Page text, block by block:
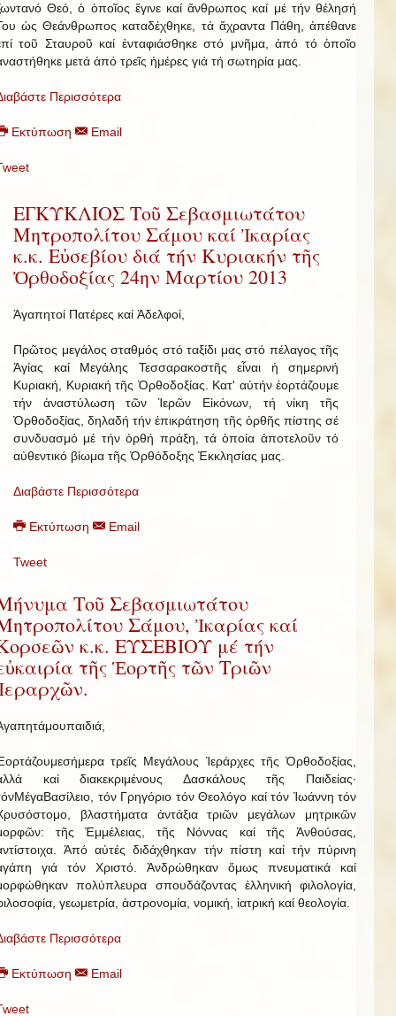
Θεό, ὁ ὁποῖος ἔγινε καί ἄνθρωπος καί μέ τήν θέλησή
ὡς Θεάνθρωπος καταδέχθηκε, τά ἄχραντα Πάθη, ἀπέθανε
τοῦ Σταυροῦ καί ἐνταφιάσθηκε στό μνῆμα, ἀπό τό ὁποῖο
μετά ἀπό τρεῖς ἡμέρες γιά τή σωτηρία μας.
Περισσότερα
Εκτύπωση Email
ΕΓΚΥΚΛΙΟΣ Τοῦ Σεβασμιωτάτου
Μητροπολίτου Σάμου καί Ἰκαρίας
κ.κ. Εὐσεβίου διά τήν Κυριακήν τῆς
Ὀρθοδοξίας 24ην Μαρτίου 2013
Ἀγαπητοί Πατέρες καί Ἀδελφοί,
Πρῶτος μεγάλος σταθμός στό ταξίδι μας στό πέλαγος τῆς
Ἁγίας καί Μεγάλης Τεσσαρακοστῆς εἶναι ἡ σημερινή
Κυριακή, Κυριακή τῆς Ὀρθοδοξίας. Κατ' αὐτήν ἑορτάζουμε
τήν ἀναστύλωση τῶν Ἱερῶν Εἰκόνων, τή νίκη τῆς
Ὀρθοδοξίας, δηλαδή τήν ἐπικράτηση τῆς ὀρθῆς πίστης σέ
συνδυασμό μέ τήν ὀρθή πράξη, τά ὁποία ἀποτελοῦν τό
αὐθεντικό βίωμα τῆς Ὀρθόδοξης Ἐκκλησίας μας.
Διαβάστε Περισσότερα
Εκτύπωση Email
Tweet
Τοῦ Σεβασμιωτάτου
Σάμου, Ἰκαρίας καί
κ.κ. ΕΥΣΕΒΙΟΥ μέ τήν
τῆς Ἑορτῆς τῶν Τριῶν
τρεῖς Μεγάλους Ἱεράρχες τῆς Ὀρθοδοξίας,
καί διακεκριμένους Δασκάλους τῆς Παιδείας·
τόν Γρηγόριο τόν Θεολόγο καί τόν Ἰωάννη τόν
βλαστήματα ἀντάξια τριῶν μεγάλων μητρικῶν
τῆς Ἐμμέλειας, τῆς Νόννας καί τῆς Ἀνθούσας,
Ἀπό αὐτές διδάχθηκαν τήν πίστη καί τήν πύρινη
γιά τόν Χριστό. Ἀνδρώθηκαν ὅμως πνευματικά καί
πολύπλευρα σπουδάζοντας ἑλληνική φιλολογία,
γεωμετρία, ἀστρονομία, νομική, ἰατρική καί θεολογία.
Περισσότερα
Εκτύπωση Email